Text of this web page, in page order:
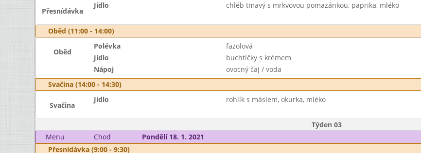
Přesnídávka
Jídlo chléb tmavý s mrkvovou pomazánkou, paprika, mléko
Oběd (11:00 - 14:00)
Oběd
Polévka fazolová
Jídlo
buchtičky s krémem
Nápoj
ovocný čaj / voda
Svačina (14:00 - 14:30)
Svačina
Jídlo rohlík s máslem, okurka, mléko
Týden 03
Menu
Chod Pondělí 18. 1. 2021
Přesnídávka (9:00 - 9:30)